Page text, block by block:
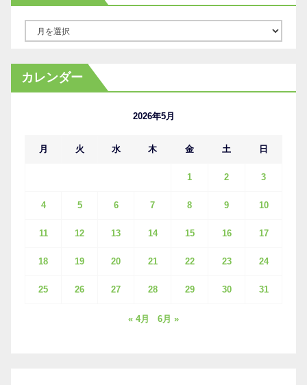
カ
イ
カレンダー
2026年5月
月 火 水 木 金 土 日
1 2 3
4 5 6 7 8 9 10
11 12 13 14 15 16 17
18 19 20 21 22 23 24
25 26 27 28 29 30 31
« 4月 6月 »